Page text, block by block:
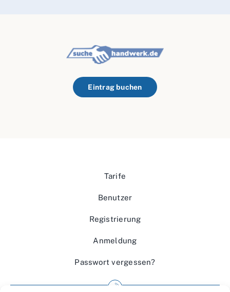
Eintrag buchen
Tarife
Benutzer
Registrierung
Anmeldung
Passwort vergessen?